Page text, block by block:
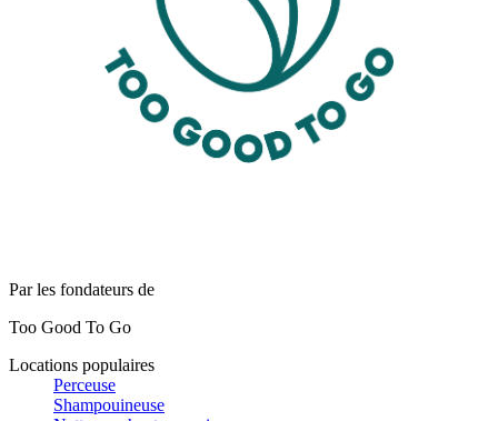
Par les fondateurs de
Too Good To Go
Locations populaires
Perceuse
Shampouineuse